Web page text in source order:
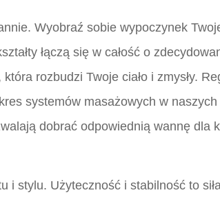
Wyobraź sobie wypoczynek
łączą się w całość o
rozbudzi Twoje ciało i zmysły.
systemów masażowych w
dobrać odpowiednią wannę dla
i stylu. Użyteczność i stabilność to